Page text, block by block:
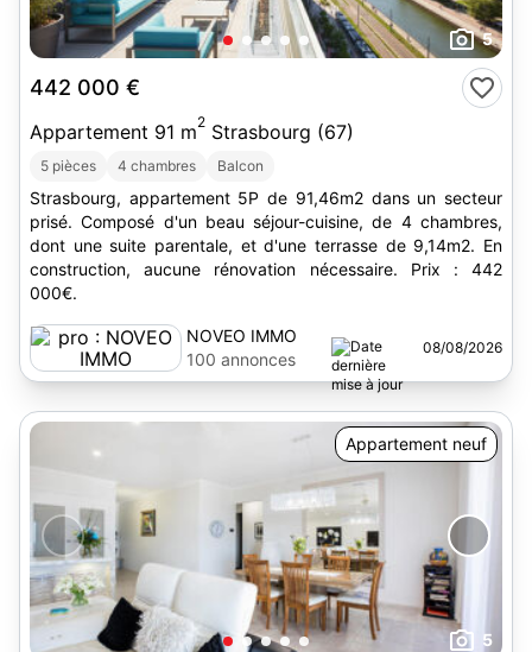
5
442 000 €
Appartement 91 m2 Strasbourg (67)
5 pièces 4 chambres Balcon
Strasbourg, appartement 5P de 91,46m2 dans un secteur
prisé. Composé d'un beau séjour-cuisine, de 4 chambres,
dont une suite parentale, et d'une terrasse de 9,14m2. En
construction, aucune rénovation nécessaire. Prix : 442
000€.
NOVEO IMMO
100 annonces
08/08/2026
Appartement neuf
5